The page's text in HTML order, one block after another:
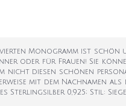
Monogramm ist schön
oder für Frauen! Sie
nicht diesen schönen
mit dem
0,925; Stil: